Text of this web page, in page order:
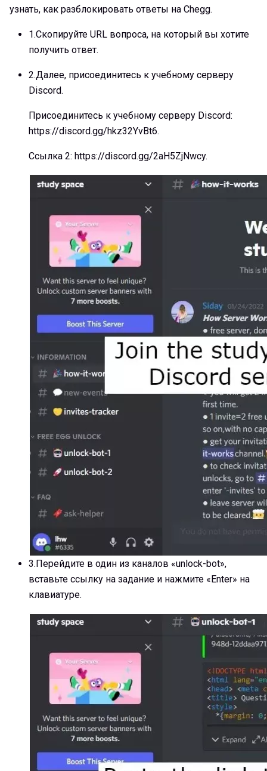
узнать, как разблокировать ответы на Chegg.
1.Скопируйте URL вопроса, на который вы хотите
получить ответ.
2.Далее, присоединитесь к учебному серверу
Discord.
Присоединитесь к учебному серверу Discord:
https://discord.gg/hkz32YvBt6.
Ссылка 2: https://discord.gg/2aH5ZjNwcy.
3.Перейдите в один из каналов «unlock-bot»,
вставьте ссылку на задание и нажмите «Enter» на
клавиатуре.